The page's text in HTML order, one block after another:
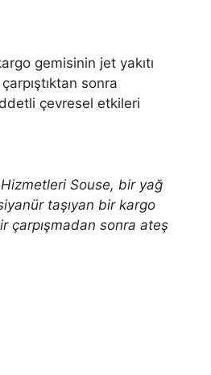
gemisinin jet yakıtı
sonra
çevresel etkileri
Souse, bir yağ
taşıyan bir kargo
çarpışmadan sonra ateş